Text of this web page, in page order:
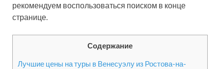
рекомендуем воспользоваться поиском в конце
странице.
Содержание
Лучшие цены на туры в Венесуэлу из Ростова-на-